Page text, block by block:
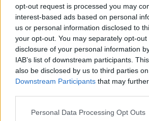
opt-out request is processed you may
interest-based ads based on personal
us or personal information disclosed to
your opt-out. You may separately opt-
disclosure of your personal information
IAB’s list of downstream participants.
also be disclosed by us to third parties
Downstream Participants that may
Please note that this website/app uses
Personal Data Processing Opt Outs
think tank Παιδείας: Οι
που το απαρτίζουν
Λίγο αργότερα, μετά την
είναι η έσχατη λύση στην